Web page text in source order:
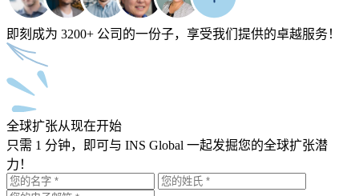
即刻成为 3200+ 公司的一份子，享受我们提供的卓越服务！
全球扩张从现在开始
只需 1 分钟，即可与 INS Global 一起发掘您的全球扩张潜
力！